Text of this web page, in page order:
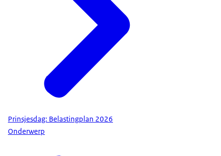
Prinsjesdag: Belastingplan 2026
Onderwerp